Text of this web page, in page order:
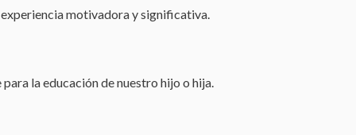
motivadora y significativa.
la educación de nuestro hijo o hija.